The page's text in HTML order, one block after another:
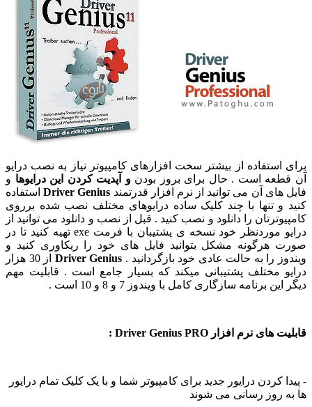
برای استفاده از بیشتر سخت افزارهای کامپیوتر نیاز به نصب درایو
آن قطعه است . حال برای بروز بودنو آپدیت کردن این درایوها و
فایل های آن می توانید از نرم افزار قدرتمند Driver Geniusاستفاده
کنید و تنها با چند کلیک ساده درایوهای مختلف نصب شده برروی
کامپیوترتان را دانلود و نصب کنید . قبل از نصب و دانلود می توانید از
درایو موردنظر خود نسخه ی پشتیبان با فرمت exe تهیه کنید تا در
صورت هرگونه مشکل بتوانید فایل های خود را ریکاوری کنید و
ویندوز را به حالت عادی خود بازگردانید . Driver Genius
از 30 هزار
درایو مختلف پشتیبانی میکند که بسیار جامع است . قابلیت مهم
دیگر این برنامه سازگاری کامل با ویندوز 7 و 8 و 10 است .
قابلیت های نرم افزار Driver Genius PRO :
- پیدا کردن درایور جدید برای کامپیوتر شما و با یک کلیک تمام درایور
ها به روز رسانی می شوند